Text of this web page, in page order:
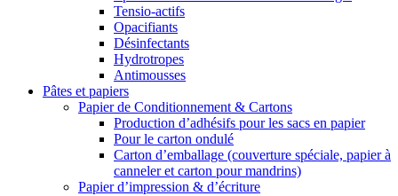
Tensio-actifs
Opacifiants
Désinfectants
Hydrotropes
Antimousses
Pâtes et papiers
Papier de Conditionnement & Cartons
Production d’adhésifs pour les sacs en papier
Pour le carton ondulé
Carton d’emballage (couverture spéciale, papier à
canneler et carton pour mandrins)
Papier d’impression & d’écriture